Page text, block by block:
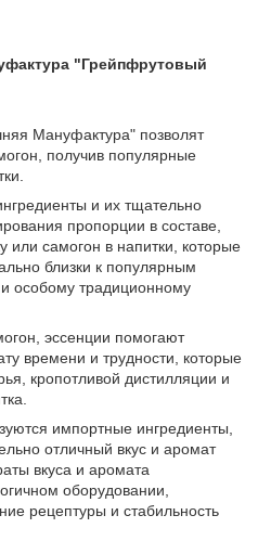
"Грейпфрутовый
Мануфактура" позволят
получив популярные
и их тщательно
пропорции в составе,
самогон в напитки, которые
близки к популярным
особому традиционному
эссенции помогают
времени и трудности, которые
кропотливой дистилляции и
импортные ингредиенты,
отличный вкус и аромат
вкуса и аромата
оборудовании,
рецептуры и стабильность